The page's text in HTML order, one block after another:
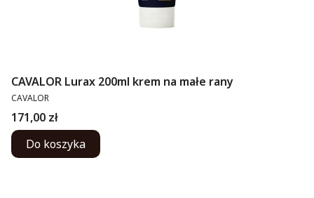
CAVALOR Lurax 200ml krem na małe rany
PRODUCENT
CAVALOR
Cena
171,00 zł
Do koszyka